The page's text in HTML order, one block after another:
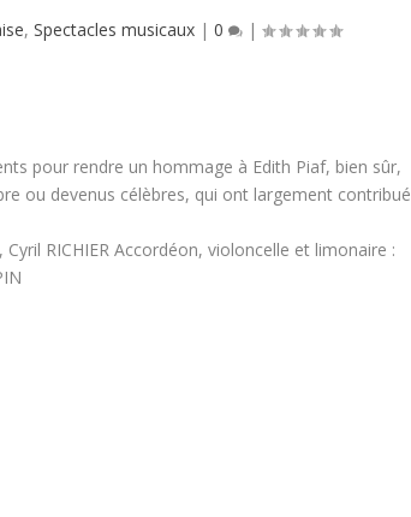
, Spectacles musicaux| 0 |
pour rendre un hommage à Edith Piaf, bien sûr,
ou devenus célèbres, qui ont largement contribué
RICHIER Accordéon, violoncelle et limonaire :